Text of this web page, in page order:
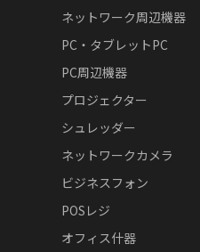
ネットワーク周辺機器
PC・タブレットPC
PC周辺機器
プロジェクター
シュレッダー
ネットワークカメラ
ビジネスフォン
POSレジ
オフィス什器